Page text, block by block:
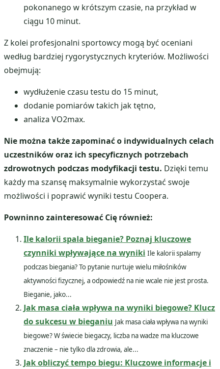
pokonanego w krótszym czasie, na przykład w
ciągu 10 minut.
Z kolei profesjonalni sportowcy mogą być oceniani
według bardziej rygorystycznych kryteriów. Możliwości
obejmują:
wydłużenie czasu testu do 15 minut,
dodanie pomiarów takich jak tętno,
analiza VO2max.
Nie można także zapominać o indywidualnych celach
uczestników oraz ich specyficznych potrzebach
zdrowotnych podczas modyfikacji testu. Dzięki temu
każdy ma szansę maksymalnie wykorzystać swoje
możliwości i poprawić wyniki testu Coopera.
Powninno zainteresować Cię również:
Ile kalorii spala bieganie? Poznaj kluczowe
czynniki wpływające na wyniki Ile kalorii spalamy
podczas biegania? To pytanie nurtuje wielu miłośników
aktywności fizycznej, a odpowiedź na nie wcale nie jest prosta.
Bieganie, jako...
Jak masa ciała wpływa na wyniki biegowe? Klucz
do sukcesu w bieganiu Jak masa ciała wpływa na wyniki
biegowe? W świecie biegaczy, liczba na wadze ma kluczowe
znaczenie – nie tylko dla zdrowia, ale...
Jak obliczyć tempo biegu: Kluczowe informacje i